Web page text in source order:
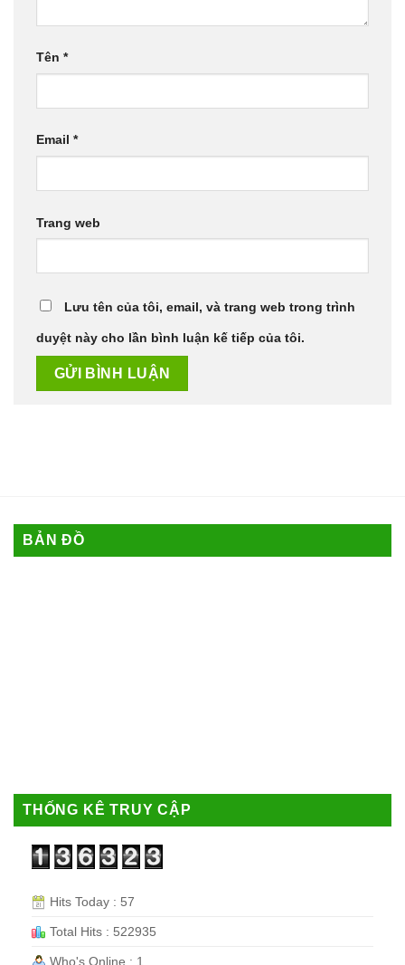
Tên *
Email *
Trang web
Lưu tên của tôi, email, và trang web trong trình
duyệt này cho lần bình luận kế tiếp của tôi.
BẢN ĐỒ
THỐNG KÊ TRUY CẬP
Hits Today : 57
Total Hits : 522935
Who's Online : 1